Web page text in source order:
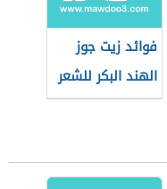
فوائد زيت جوز
الهند البكر للشعر